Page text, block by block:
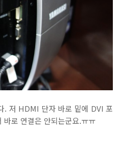
. 저 HDMI 단자 바로 밑에 DVI 포
바로 연결은 안되는군요.ㅠㅠ